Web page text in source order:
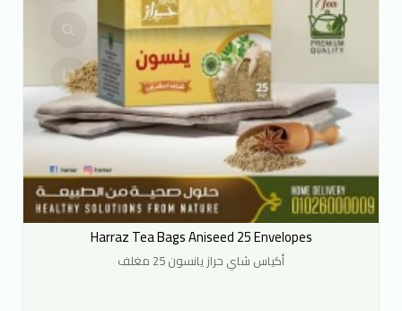
Harraz Tea Bags Aniseed 25 Envelopes
أكياس شاي حراز يانسون 25 مغلف